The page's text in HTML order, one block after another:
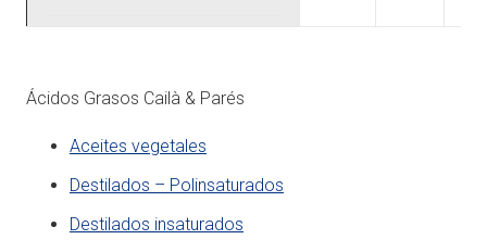
Ácidos Grasos Cailà & Parés
Aceites vegetales
Destilados – Polinsaturados
Destilados insaturados